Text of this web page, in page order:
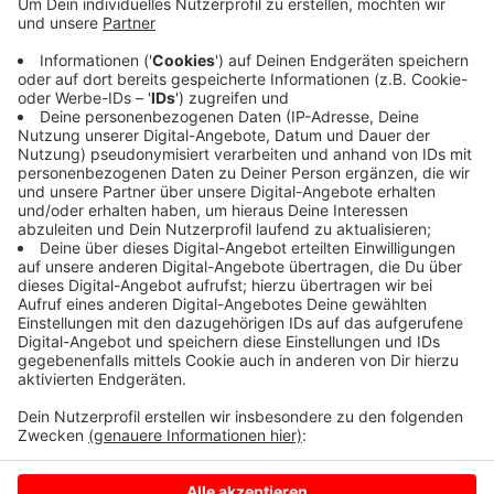
Anzeige
Das möchte ein Förderverein durch Spendengeld
möglich machen. Die Zeit drängt, die Geräte für den
geplanten Fitnessbereich müssen bis kommenden
Freitag bestellt werden. Alle Infos zum Spenden gibt
esHIER.
Anzeige
Anzeige